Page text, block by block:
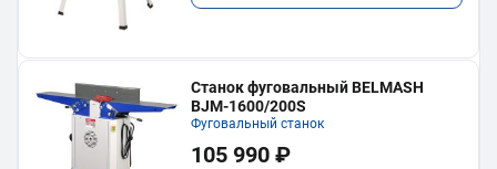
Станок фуговальный BELMASH
BJM-1600/200S
Фуговальный станок
105 990 ₽